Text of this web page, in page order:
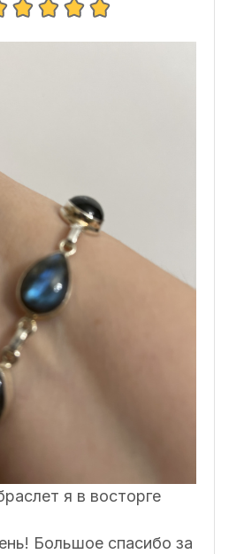
я в восторге
Большое спасибо за